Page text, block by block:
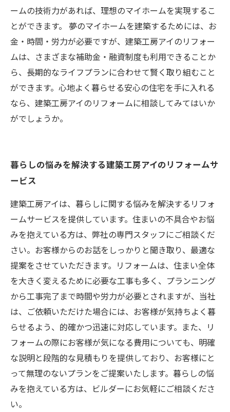
ームの技術力があれば、理想のマイホームを実現するこ
とができます。 夢のマイホームを建築するためには、お
金・時間・労力が必要ですが、建築工房アイのリフォー
ムは、さまざまな補助金・融資制度も利用できることか
ら、長期的なライフプランに合わせて賢く取り組むこと
ができます。心地よく暮らせる安心の住宅を手に入れる
なら、建築工房アイのリフォームに相談してみてはいか
がでしょうか。
暮らしの悩みを解決する建築工房アイのリフォームサ
ービス
建築工房アイは、暮らしに関する悩みを解決するリフォ
ームサービスを提供しています。住まいの不具合やお悩
みを抱えている方は、弊社の専門スタッフにご相談くだ
さい。お客様からのお話をしっかりと聞き取り、最適な
提案をさせていただきます。リフォームは、住まい全体
を大きく変えるために必要な工事も多く、プランニング
から工事完了まで時間や労力が必要とされますが、当社
は、ご依頼いただけた場合には、お客様が気持ちよく暮
らせるよう、的確かつ迅速に対応しています。また、リ
フォームの際にお客様が気になる費用についても、明確
な説明と段階的な見積もりを提供しており、お客様にと
って無理のないプランをご提案いたします。暮らしの悩
みを抱えている方は、ビルダーにお気軽にご相談くださ
い。